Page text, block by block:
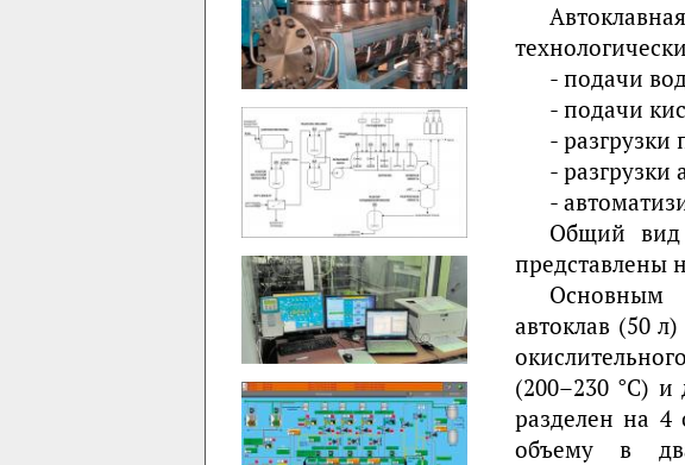
- подачи
- подачи
- разгрузки
- разгрузки
-
Общий вид
представлены
Основным
автоклав (50
(200–230 °С) и
разделен на
объему в